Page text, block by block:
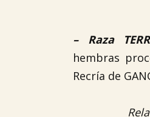
– Raza
hembras
Recría de